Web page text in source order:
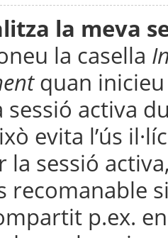
la meva
la casella
quan inicieu
activa
evita l’ús
la sessió
recomanable
p.ex.